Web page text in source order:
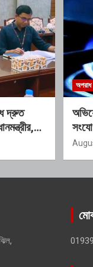
দ্রুত
অপরাধ
প্রশ্ন